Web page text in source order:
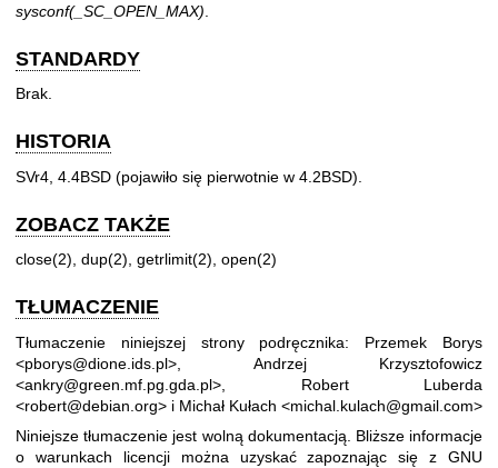
sysconf(_SC_OPEN_MAX)
STANDARDY
Brak.
HISTORIA
SVr4, 4.4BSD (pojawiło się pierwotnie w 4.2BSD).
ZOBACZ TAKŻE
close(2) dup(2) getrlimit(2) open(2)
TŁUMACZENIE
Tłumaczenie niniejszej strony podręcznika: Przemek Borys
<pborys@dione.ids.pl>, Andrzej Krzysztofowicz
<ankry@green.mf.pg.gda.pl>, Robert Luberda
<robert@debian.org> i Michał Kułach <michal.kulach@gmail.com>
Niniejsze tłumaczenie jest wolną dokumentacją. Bliższe informacje
o warunkach licencji można uzyskać zapoznając się z GNU